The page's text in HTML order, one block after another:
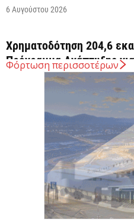
6 Αυγούστου 2026
Χρηματοδότηση 204,6
Πρόγραμμα Ανάπτυξης
6 Αυγούστου 2026
ΟΠΕΚΑ: Αύριο η δεύτερη
του Λογαριασμού
6 Αυγούστου 2026
CrediaBank: Στα 53,6
επαναλαμβανόμενα
6 Αυγούστου 2026
Φόρτωση περισσοτέρων